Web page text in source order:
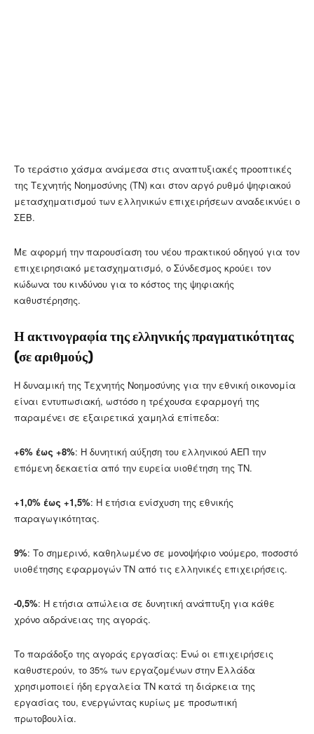
Το τεράστιο χάσμα ανάμεσα στις αναπτυξιακές προοπτικές
της Τεχνητής Νοημοσύνης (ΤΝ) και στον αργό ρυθμό ψηφιακού
μετασχηματισμού των ελληνικών επιχειρήσεων αναδεικνύει ο
ΣΕΒ.
Με αφορμή την παρουσίαση του νέου πρακτικού οδηγού για τον
επιχειρησιακό μετασχηματισμό, ο Σύνδεσμος κρούει τον
κώδωνα του κινδύνου για το κόστος της ψηφιακής
καθυστέρησης.
Η ακτινογραφία της ελληνικής πραγματικότητας
(σε αριθμούς)
Η δυναμική της Τεχνητής Νοημοσύνης για την εθνική οικονομία
είναι εντυπωσιακή, ωστόσο η τρέχουσα εφαρμογή της
παραμένει σε εξαιρετικά χαμηλά επίπεδα:
+6% έως +8%: Η δυνητική αύξηση του ελληνικού ΑΕΠ την
επόμενη δεκαετία από την ευρεία υιοθέτηση της ΤΝ.
+1,0% έως +1,5%: Η ετήσια ενίσχυση της εθνικής
παραγωγικότητας.
9%: Το σημερινό, καθηλωμένο σε μονοψήφιο νούμερο, ποσοστό
υιοθέτησης εφαρμογών ΤΝ από τις ελληνικές επιχειρήσεις.
-0,5%: Η ετήσια απώλεια σε δυνητική ανάπτυξη για κάθε
χρόνο αδράνειας της αγοράς.
Το παράδοξο της αγοράς εργασίας: Ενώ οι επιχειρήσεις
καθυστερούν, το 35% των εργαζομένων στην Ελλάδα
χρησιμοποιεί ήδη εργαλεία ΤΝ κατά τη διάρκεια της
εργασίας του, ενεργώντας κυρίως με προσωπική
πρωτοβουλία.